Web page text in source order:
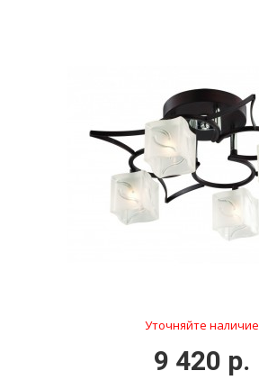
Уточняйте наличие
9 420 р.